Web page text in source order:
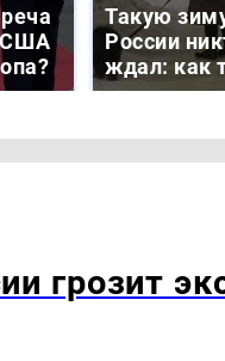
США
Такую
России
ждал: как
грозит